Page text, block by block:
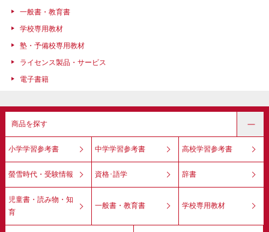
一般書・教育書
学校専用教材
塾・予備校専用教材
ライセンス製品・サービス
電子書籍
商品を探す
小学学習参考書 中学学習参考書 高校学習参考書
螢雪時代・受験情報 資格･語学 辞書
児童書・読み物・知
育
一般書・教育書 学校専用教材